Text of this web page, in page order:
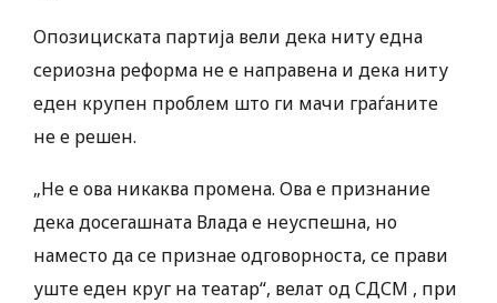
Опозициската партија вели дека ниту една
сериозна реформа не е направена и дека ниту
еден крупен проблем што ги мачи граѓаните
не е решен.
„Не е ова никаква промена. Ова е признание
дека досегашната Влада е неуспешна, но
наместо да се признае одговорноста, се прави
уште еден круг на театар“, велат од СДСМ , при